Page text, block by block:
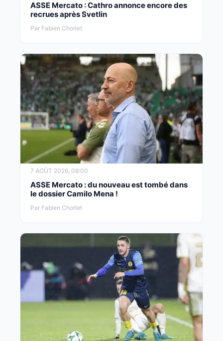
ASSE Mercato : Cathro annonce encore des
recrues après Svetlin
Par Fabien Chorlet
7 AOÛT 2026, 08:00
ASSE Mercato : du nouveau est tombé dans
le dossier Camilo Mena !
Par Fabien Chorlet